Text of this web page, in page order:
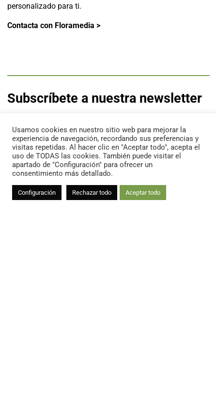
personalizado para ti.
Contacta con Floramedia >
Subscríbete a nuestra newsletter
directamente en tu correo electrónico.
Suscríbete aquí
Usamos cookies en nuestro sitio web para mejorar la
experiencia de navegación, recordando sus preferencias y
visitas repetidas. Al hacer clic en "Aceptar todo", acepta el
uso de TODAS las cookies. También puede visitar el
apartado de "Configuración" para ofrecer un
consentimiento más detallado.
Configuración Rechazar todo Aceptar todo